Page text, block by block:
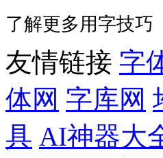
了解更多用字技巧
友情链接 字
体网 字库网
具 AI神器大